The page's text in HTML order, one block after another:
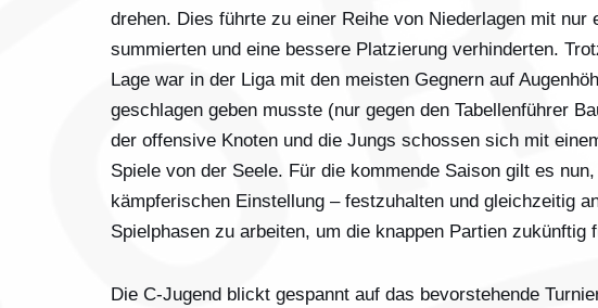
drehen. Dies führte zu einer Reihe von Niederlagen mit
summierten und eine bessere Platzierung verhinderten.
Lage war in der Liga mit den meisten Gegnern auf
geschlagen geben musste (nur gegen den Tabellenführer
der offensive Knoten und die Jungs schossen sich mit
Spiele von der Seele. Für die kommende Saison gilt es
kämpferischen Einstellung – festzuhalten und gleichzeitig
Spielphasen zu arbeiten, um die knappen Partien zukünftig
Die C-Jugend blickt gespannt auf das bevorstehende